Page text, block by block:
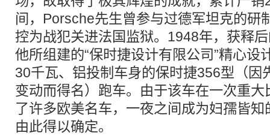
间，Porsche先生曾参与过德军坦克的研
控为战犯关进法国监狱。1948年，获释
他所组建的“保时捷设计有限公司”精心设
30千瓦、铝投制车身的保时捷356型（因
变动而得名）跑车。由于该车在一次重
了许多欧美名车，一夜之间成为妇孺皆
由此得以确定。